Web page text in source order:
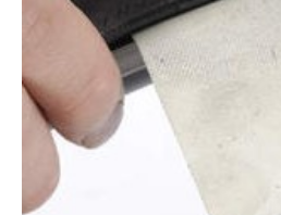
Actualités
Technologies
Tests de produits
Tous nos articles
À propos